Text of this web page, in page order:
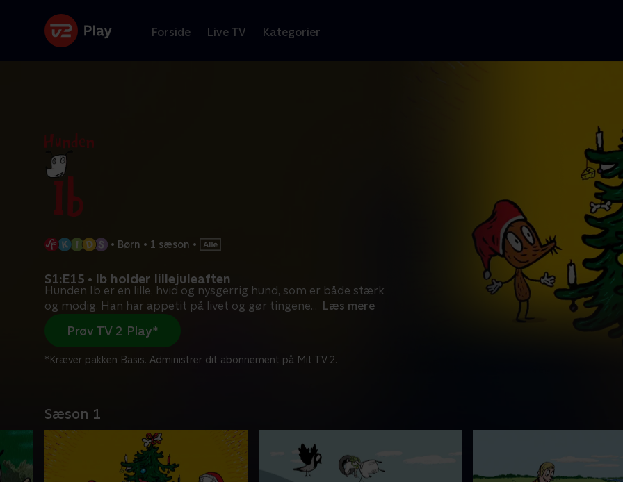
Forside Live TV Kategorier
• Børn • 1 sæson •
S1:E15 • Ib holder lillejuleaften
Hunden Ib er en lille, hvid og nysgerrig hund, som er både stærk
og modig. Han har appetit på livet og gør tingene... Læs mere
Prøv TV 2 Play*
*Kræver pakken Basis. Administrer dit abonnement på Mit TV 2.
Sæson 1